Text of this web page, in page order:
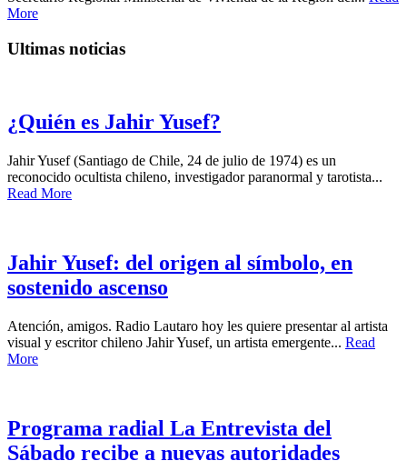
More
Ultimas noticias
¿Quién es Jahir Yusef?
Jahir Yusef (Santiago de Chile, 24 de julio de 1974) es un
reconocido ocultista chileno, investigador paranormal y tarotista...
Read More
Jahir Yusef: del origen al símbolo, en
sostenido ascenso
Atención, amigos. Radio Lautaro hoy les quiere presentar al artista
visual y escritor chileno Jahir Yusef, un artista emergente... Read
More
Programa radial La Entrevista del
Sábado recibe a nuevas autoridades